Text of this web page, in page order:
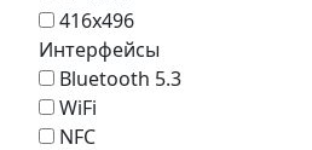
416х496
Интерфейсы
Bluetooth 5.3
WiFi
NFC